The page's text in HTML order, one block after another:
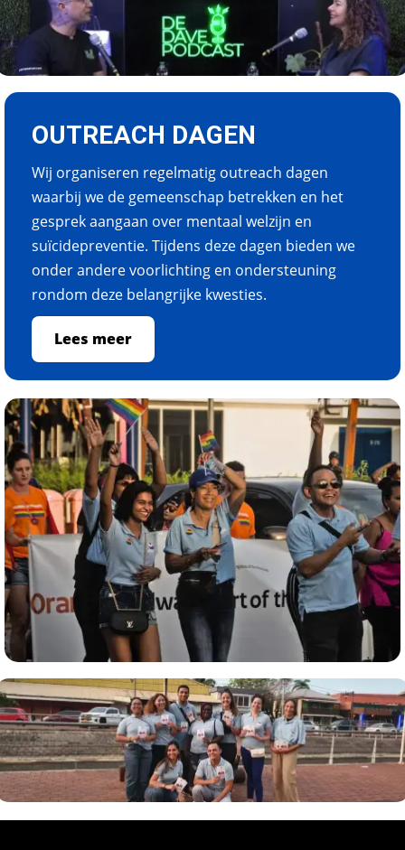
OUTREACH DAGEN
Wij organiseren regelmatig outreach dagen
waarbij we de gemeenschap betrekken en het
gesprek aangaan over mentaal welzijn en
suïcidepreventie. Tijdens deze dagen bieden we
onder andere voorlichting en ondersteuning
rondom deze belangrijke kwesties.
Lees meer